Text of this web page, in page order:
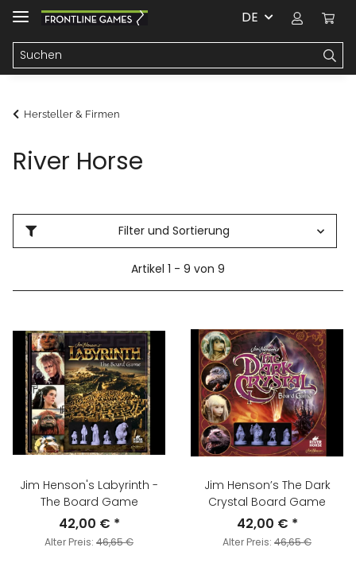
DE
Hersteller & Firmen
River Horse
Filter und Sortierung
Artikel 1 - 9 von 9
Jim Henson's Labyrinth -
The Board Game
42,00 € *
Alter Preis: 46,65 €
Jim Henson’s The Dark
Crystal Board Game
42,00 € *
Alter Preis: 46,65 €